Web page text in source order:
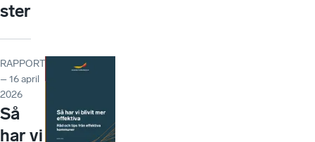
ster
RAPPORT
– 16 april
2026
Så
har vi